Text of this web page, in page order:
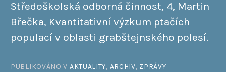
Středoškolská odborná činnost, 4, Martin
Břečka, Kvantitativní výzkum ptačích
populací v oblasti grabštejnského polesí.
PUBLIKOVÁNO V AKTUALITY, ARCHIV, ZPRÁVY